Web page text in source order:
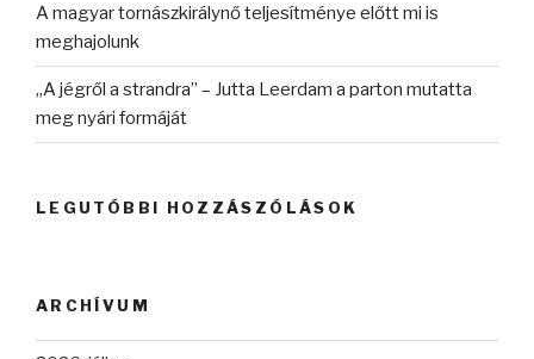
A magyar tornászkirálynő teljesítménye előtt mi is
meghajolunk
„A jégről a strandra” – Jutta Leerdam a parton mutatta
meg nyári formáját
LEGUTÓBBI HOZZÁSZÓLÁSOK
ARCHÍVUM